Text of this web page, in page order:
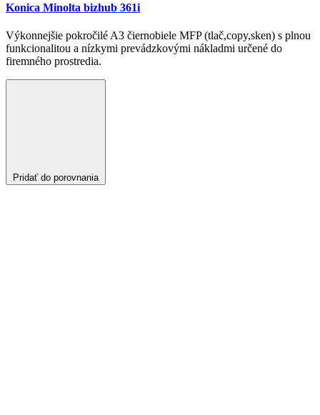
Konica Minolta bizhub 361i
Výkonnejšie pokročilé A3 čiernobiele MFP (tlač,copy,sken) s plnou
funkcionalitou a nízkymi prevádzkovými nákladmi určené do
firemného prostredia.
Pridať do porovnania